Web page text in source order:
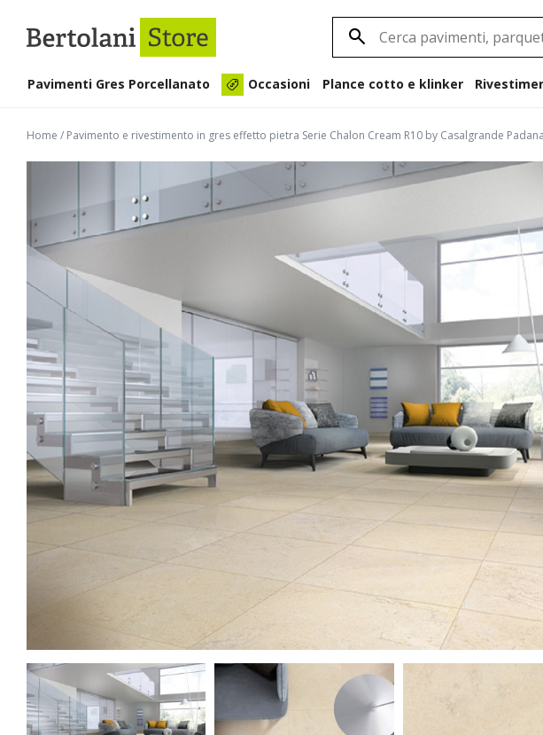
Pavimenti Gres Porcellanato Occasioni Plance cotto e klinker
Home / Pavimento e rivestimento in gres effetto pietra Serie Chalon Cream R10 by Casalgrande Padana